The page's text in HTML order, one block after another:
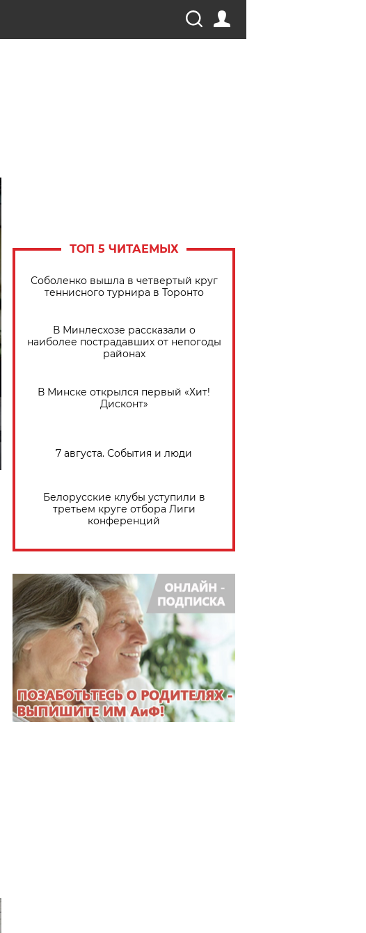
ТОП 5 ЧИТАЕМЫХ
Соболенко вышла в четвертый круг
теннисного турнира в Торонто
В Минлесхозе рассказали о
наиболее пострадавших от непогоды
районах
В Минске открылся первый «Хит!
Дисконт»
7 августа. События и люди
Белорусские клубы уступили в
третьем круге отбора Лиги
конференций